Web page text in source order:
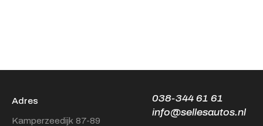
Adres
Kamperzeedijk 87-89
038-344 61 61
info@sellesautos.nl